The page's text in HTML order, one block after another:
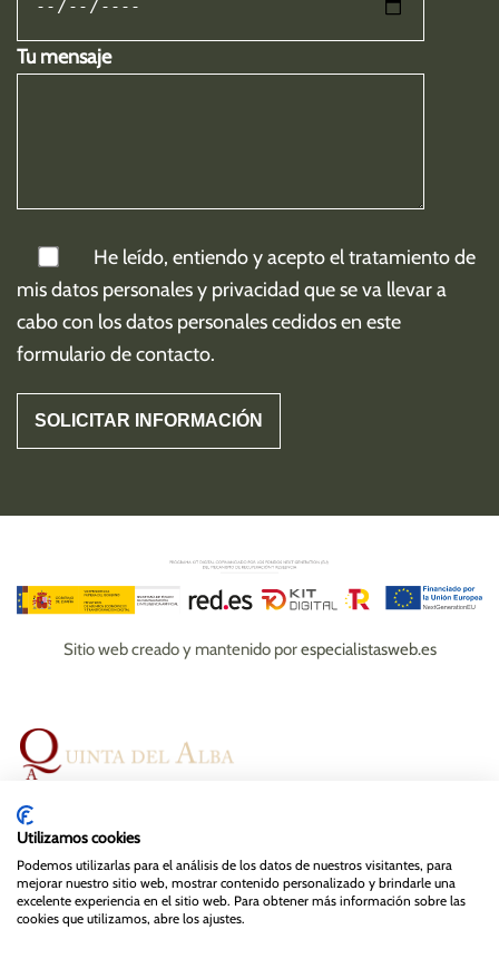
Tu mensaje
He leído, entiendo y acepto el tratamiento de
misdatos personales y privacidad que se va llevar a
cabo con los datos personales cedidos en este
formulario de contacto.
Sitio web creado y mantenido porespecialistasweb.es
Magazine
Contacto
Utilizamos cookies
Podemos utilizarlas para el análisis de los datos de nuestros visitantes, para
mejorar nuestro sitio web, mostrar contenido personalizado y brindarle una
excelente experiencia en el sitio web. Para obtener más información sobre las
cookies que utilizamos, abre los ajustes.